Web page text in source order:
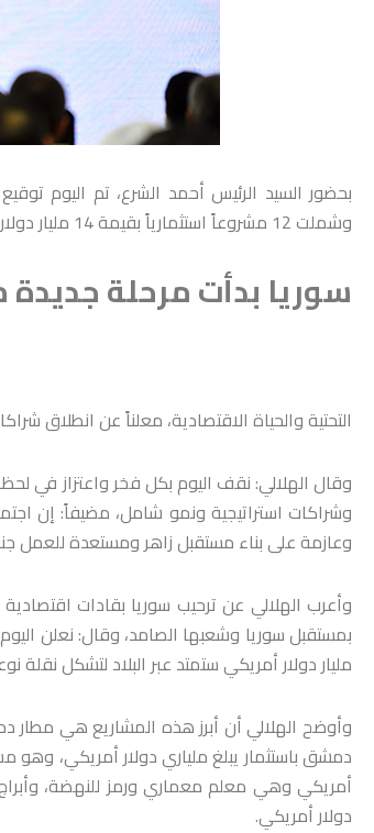
بحضور السيد الرئيس أحمد الشرع، تم اليوم
وشملت 12 مشروعاً استثمارياً بقيمة 14 مليار دولار أمريكي، تنفذ بعدد من المحافظات السورية.
سوريا بدأت مرحلة جديدة
التحتية والحياة الاقتصادية، معلناً عن انطلاق
وقال الهلالي: نقف اليوم بكل فخر واعتزاز في
وشراكات استراتيجية ونمو شامل، مضيفاً: إن
وعازمة على بناء مستقبل زاهر ومستعدة للعمل
وأعرب الهلالي عن ترحيب سوريا بقادات
مليار دولار أمريكي ستمتد عبر البلاد لتشكل نقلة
دمشق باستثمار يبلغ ملياري دولار أمريكي، وهو
دولار أمريكي.